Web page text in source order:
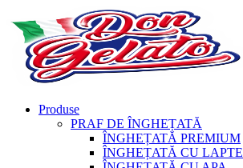
Produse
PRAF DE ÎNGHEȚATĂ
ÎNGHEȚATĂ PREMIUM
ÎNGHEȚATĂ CU LAPTE